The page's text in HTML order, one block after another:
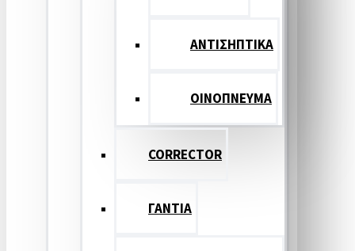
ΑΝΤΙΣΗΠΤΙΚΑ
ΟΙΝΟΠΝΕΥΜΑ
CORRECTOR
ΓΑΝΤΙΑ